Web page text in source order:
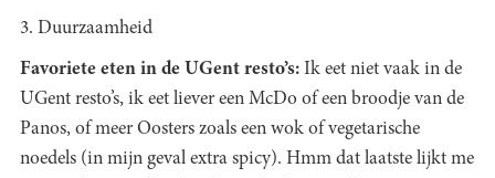
3. Duurzaamheid
Favoriete eten in de UGent resto’s: Ik eet niet vaak in de
UGent resto’s, ik eet liever een McDo of een broodje van de
Panos, of meer Oosters zoals een wok of vegetarische
noedels (in mijn geval extra spicy). Hmm dat laatste lijkt me